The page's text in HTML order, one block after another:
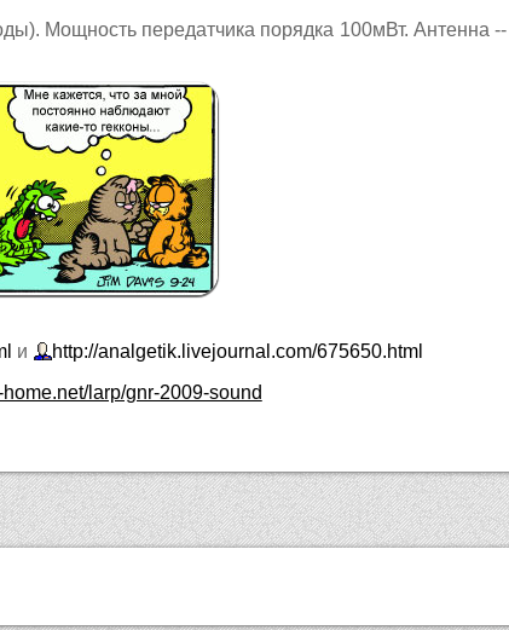
Мощность передатчика порядка 100мВт. Антенна --
и
http://analgetik.livejournal.com/675650.html
larp/gnr-2009-sound